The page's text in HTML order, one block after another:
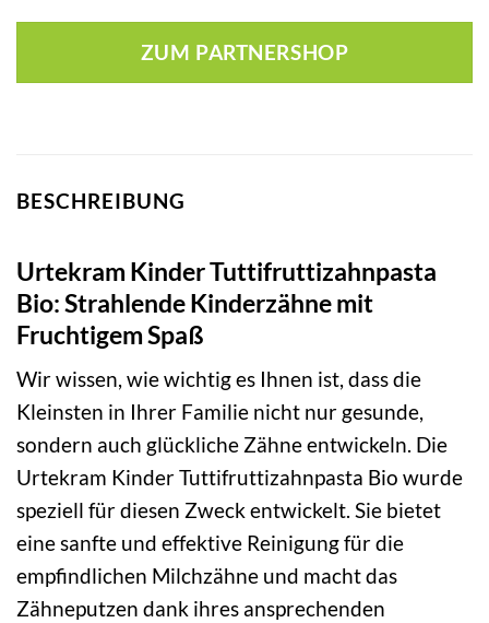
ZUM PARTNERSHOP
BESCHREIBUNG
Urtekram Kinder Tuttifruttizahnpasta
Bio: Strahlende Kinderzähne mit
Fruchtigem Spaß
Wir wissen, wie wichtig es Ihnen ist, dass die
Kleinsten in Ihrer Familie nicht nur gesunde,
sondern auch glückliche Zähne entwickeln. Die
Urtekram Kinder Tuttifruttizahnpasta Bio wurde
speziell für diesen Zweck entwickelt. Sie bietet
eine sanfte und effektive Reinigung für die
empfindlichen Milchzähne und macht das
Zähneputzen dank ihres ansprechenden